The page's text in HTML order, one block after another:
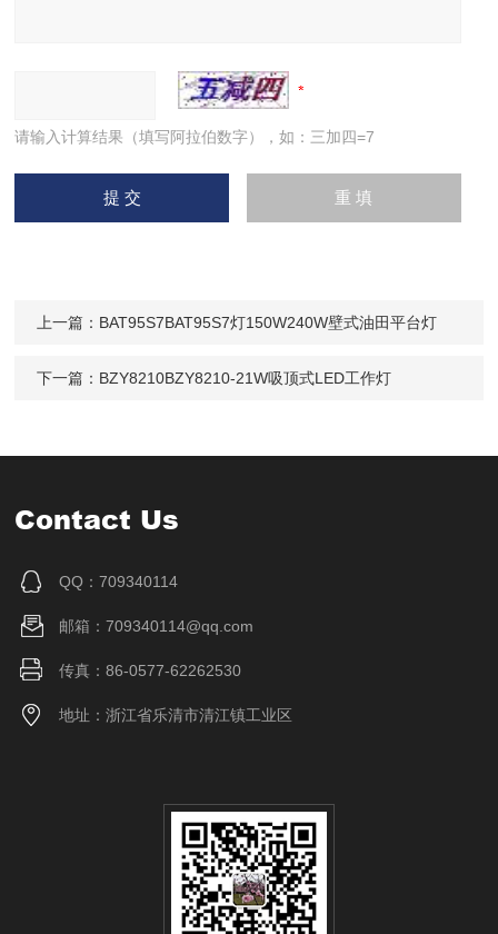
请输入计算结果（填写阿拉伯数字），如：三加四=7
上一篇： BAT95S7BAT95S7灯150W240W壁式油田平台灯
下一篇： BZY8210BZY8210-21W吸顶式LED工作灯
Contact Us
QQ：709340114
邮箱：709340114@qq.com
传真：86-0577-62262530
地址：浙江省乐清市清江镇工业区